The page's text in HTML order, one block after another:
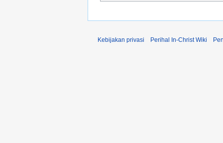
Kebijakan privasi Perihal In-Christ Wiki